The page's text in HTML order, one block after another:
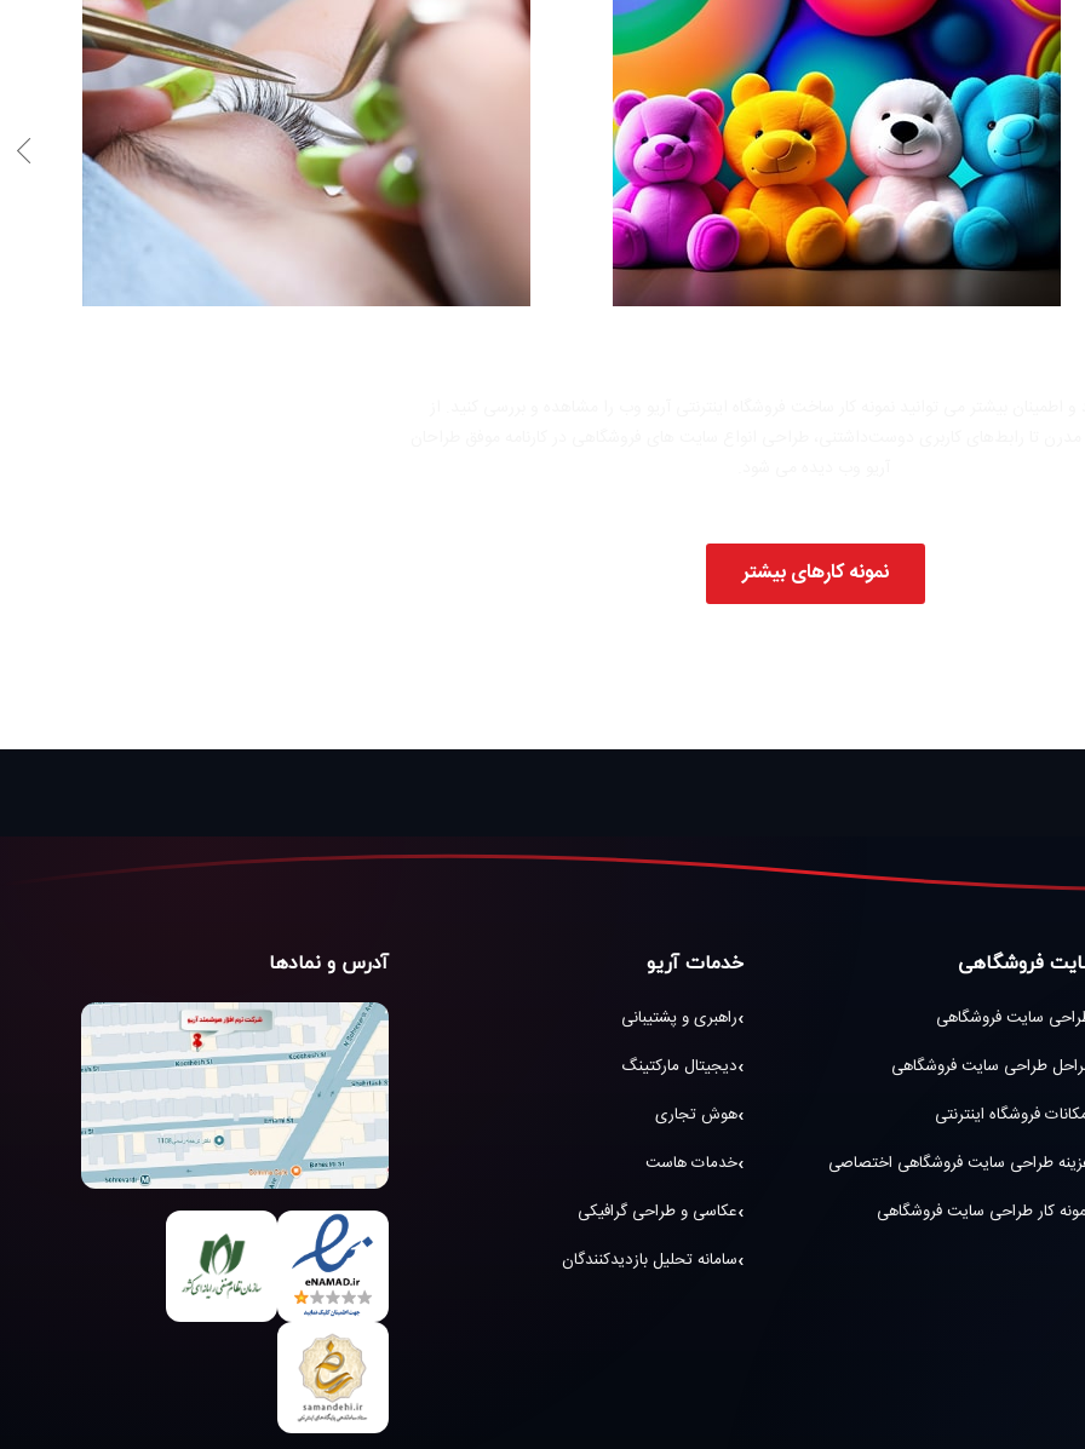
نمونه کارهای بیشتر
فروشگاهی
سایت فروشگاهی
طراحی سایت فروشگاهی
فروشگاه اینترنتی
طراحی سایت فروشگاهی اختصاصی
کار طراحی سایت فروشگاهی
خدمات آریو
راهبری و پشتیبانی
دیجیتال مارکتینگ
هوش تجاری
خدمات هاست
عکاسی و طراحی گرافیکی
سامانه تحلیل بازدیدکنندگان
آدرس و نمادها